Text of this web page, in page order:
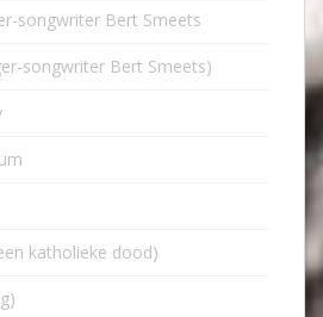
songwriter Bert Smeets
songwriter Bert Smeets)
katholieke dood)